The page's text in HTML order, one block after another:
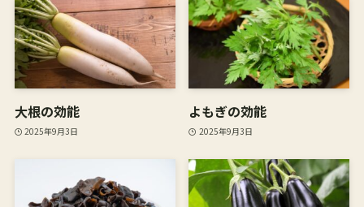
大根の効能
2025年9月3日
よもぎの効能
2025年9月3日